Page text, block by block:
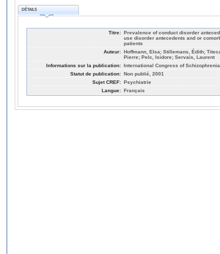
DÉTAILS
Titre: Prevalence of conduct disorder
use disorder antecedents and or
patients
Auteur: Hoffmann, Elsa; Stillemans, Édith;
Pierre; Pelc, Isidore; Servais, Laurent
Informations sur la publication: International Congress of
Statut de publication: Non publié, 2001
Sujet CREF: Psychiatrie
Langue: Français